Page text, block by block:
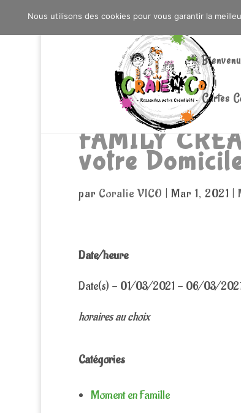
0603176412 - RDV CHEZ SO WATT À
Cartes
FAMILY
votre
par Coralie VICO | Mar 1, 2021 |
Date/heure
Date(s) - 01/03/2021 - 06/03/
horaires au choix
Catégories
Moment en Famille
Nous utilisons des cookies pour vous garantir la